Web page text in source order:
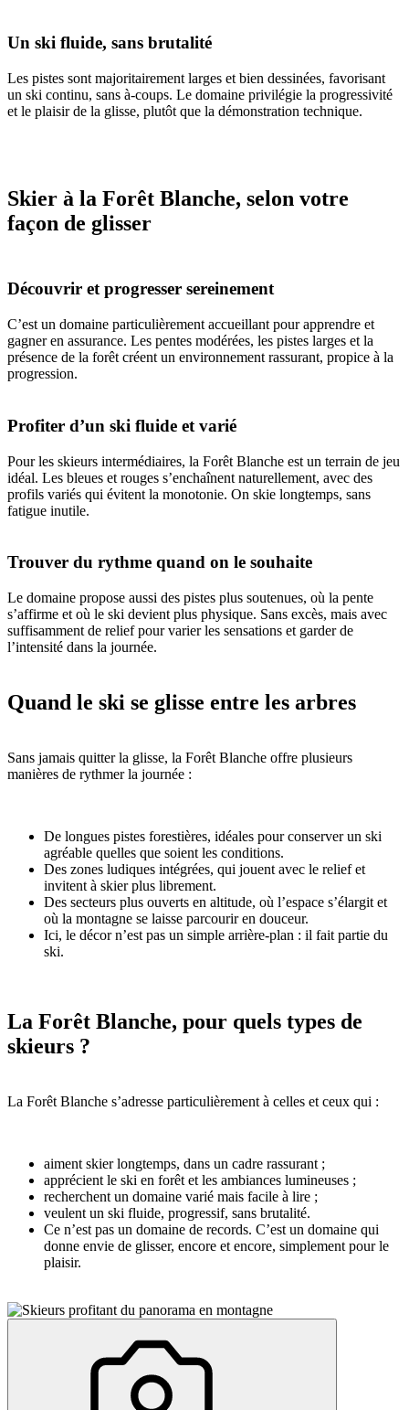
Un ski fluide, sans brutalité
Les pistes sont majoritairement larges et bien dessinées, favorisant
un ski continu, sans à-coups. Le domaine privilégie la progressivité
et le plaisir de la glisse, plutôt que la démonstration technique.
Skier à la Forêt Blanche, selon votre
façon de glisser
Découvrir et progresser sereinement
C’est un domaine particulièrement accueillant pour apprendre et
gagner en assurance. Les pentes modérées, les pistes larges et la
présence de la forêt créent un environnement rassurant, propice à la
progression.
Profiter d’un ski fluide et varié
Pour les skieurs intermédiaires, la Forêt Blanche est un terrain de jeu
idéal. Les bleues et rouges s’enchaînent naturellement, avec des
profils variés qui évitent la monotonie. On skie longtemps, sans
fatigue inutile.
Trouver du rythme quand on le souhaite
Le domaine propose aussi des pistes plus soutenues, où la pente
s’affirme et où le ski devient plus physique. Sans excès, mais avec
suffisamment de relief pour varier les sensations et garder de
l’intensité dans la journée.
Quand le ski se glisse entre les arbres
Sans jamais quitter la glisse, la Forêt Blanche offre plusieurs
manières de rythmer la journée :
De longues pistes forestières, idéales pour conserver un ski
agréable quelles que soient les conditions.
Des zones ludiques intégrées, qui jouent avec le relief et
invitent à skier plus librement.
Des secteurs plus ouverts en altitude, où l’espace s’élargit et
où la montagne se laisse parcourir en douceur.
Ici, le décor n’est pas un simple arrière-plan : il fait partie du
ski.
La Forêt Blanche, pour quels types de
skieurs ?
La Forêt Blanche s’adresse particulièrement à celles et ceux qui :
aiment skier longtemps, dans un cadre rassurant ;
apprécient le ski en forêt et les ambiances lumineuses ;
recherchent un domaine varié mais facile à lire ;
veulent un ski fluide, progressif, sans brutalité.
Ce n’est pas un domaine de records. C’est un domaine qui
donne envie de glisser, encore et encore, simplement pour le
plaisir.